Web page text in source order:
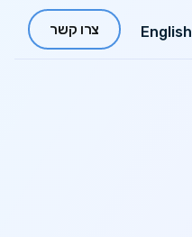
English צרו קשר